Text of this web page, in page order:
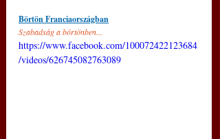
Börtön Franciaországban
Szabadság a börtönben...
https://www.facebook.com/100072422123684
/videos/626745082763089